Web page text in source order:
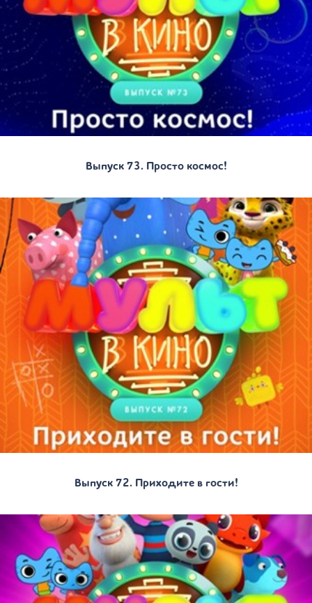
Выпуск 73. Просто космос!
Выпуск 72. Приходите в гости!